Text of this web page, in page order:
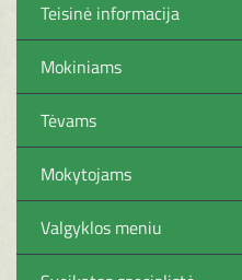
Teisinė informacija
Mokiniams
Tėvams
Mokytojams
Valgyklos meniu